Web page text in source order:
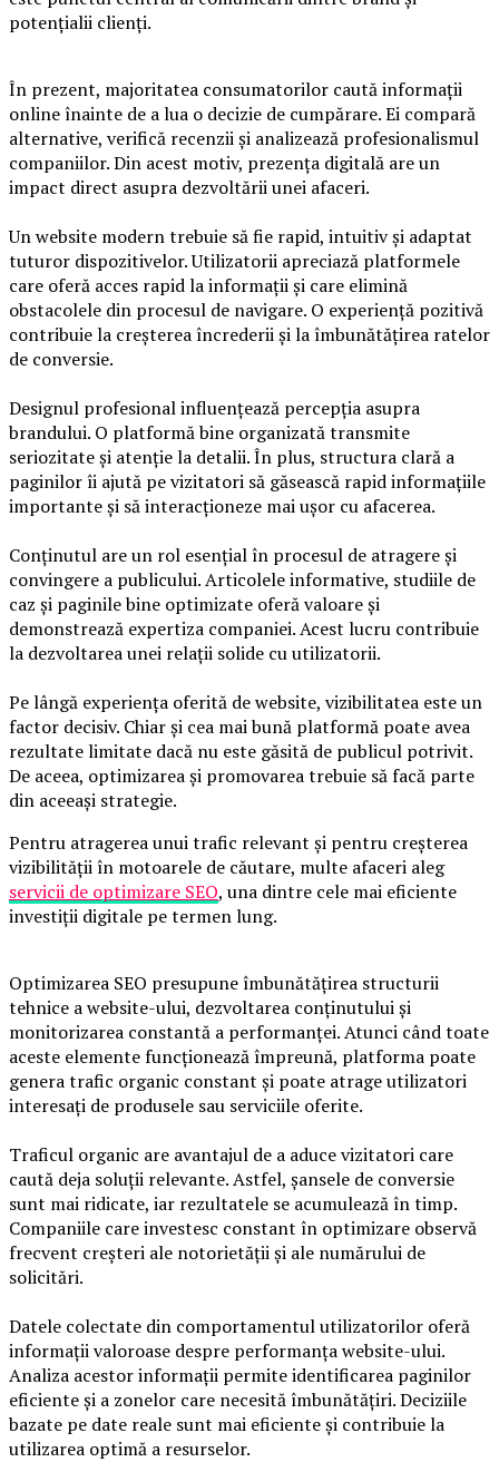
potențialii clienți.
În prezent, majoritatea consumatorilor caută informații
online înainte de a lua o decizie de cumpărare. Ei compară
alternative, verifică recenzii și analizează profesionalismul
companiilor. Din acest motiv, prezența digitală are un
impact direct asupra dezvoltării unei afaceri.
Un website modern trebuie să fie rapid, intuitiv și adaptat
tuturor dispozitivelor. Utilizatorii apreciază platformele
care oferă acces rapid la informații și care elimină
obstacolele din procesul de navigare. O experiență pozitivă
contribuie la creșterea încrederii și la îmbunătățirea ratelor
de conversie.
Designul profesional influențează percepția asupra
brandului. O platformă bine organizată transmite
seriozitate și atenție la detalii. În plus, structura clară a
paginilor îi ajută pe vizitatori să găsească rapid informațiile
importante și să interacționeze mai ușor cu afacerea.
Conținutul are un rol esențial în procesul de atragere și
convingere a publicului. Articolele informative, studiile de
caz și paginile bine optimizate oferă valoare și
demonstrează expertiza companiei. Acest lucru contribuie
la dezvoltarea unei relații solide cu utilizatorii.
Pe lângă experiența oferită de website, vizibilitatea este un
factor decisiv. Chiar și cea mai bună platformă poate avea
rezultate limitate dacă nu este găsită de publicul potrivit.
De aceea, optimizarea și promovarea trebuie să facă parte
din aceeași strategie.
Pentru atragerea unui trafic relevant și pentru creșterea
vizibilității în motoarele de căutare, multe afaceri aleg
servicii de optimizare SEO, una dintre cele mai eficiente
investiții digitale pe termen lung.
Optimizarea SEO presupune îmbunătățirea structurii
tehnice a website-ului, dezvoltarea conținutului și
monitorizarea constantă a performanței. Atunci când toate
aceste elemente funcționează împreună, platforma poate
genera trafic organic constant și poate atrage utilizatori
interesați de produsele sau serviciile oferite.
Traficul organic are avantajul de a aduce vizitatori care
caută deja soluții relevante. Astfel, șansele de conversie
sunt mai ridicate, iar rezultatele se acumulează în timp.
Companiile care investesc constant în optimizare observă
frecvent creșteri ale notorietății și ale numărului de
solicitări.
Datele colectate din comportamentul utilizatorilor oferă
informații valoroase despre performanța website-ului.
Analiza acestor informații permite identificarea paginilor
eficiente și a zonelor care necesită îmbunătățiri. Deciziile
bazate pe date reale sunt mai eficiente și contribuie la
utilizarea optimă a resurselor.